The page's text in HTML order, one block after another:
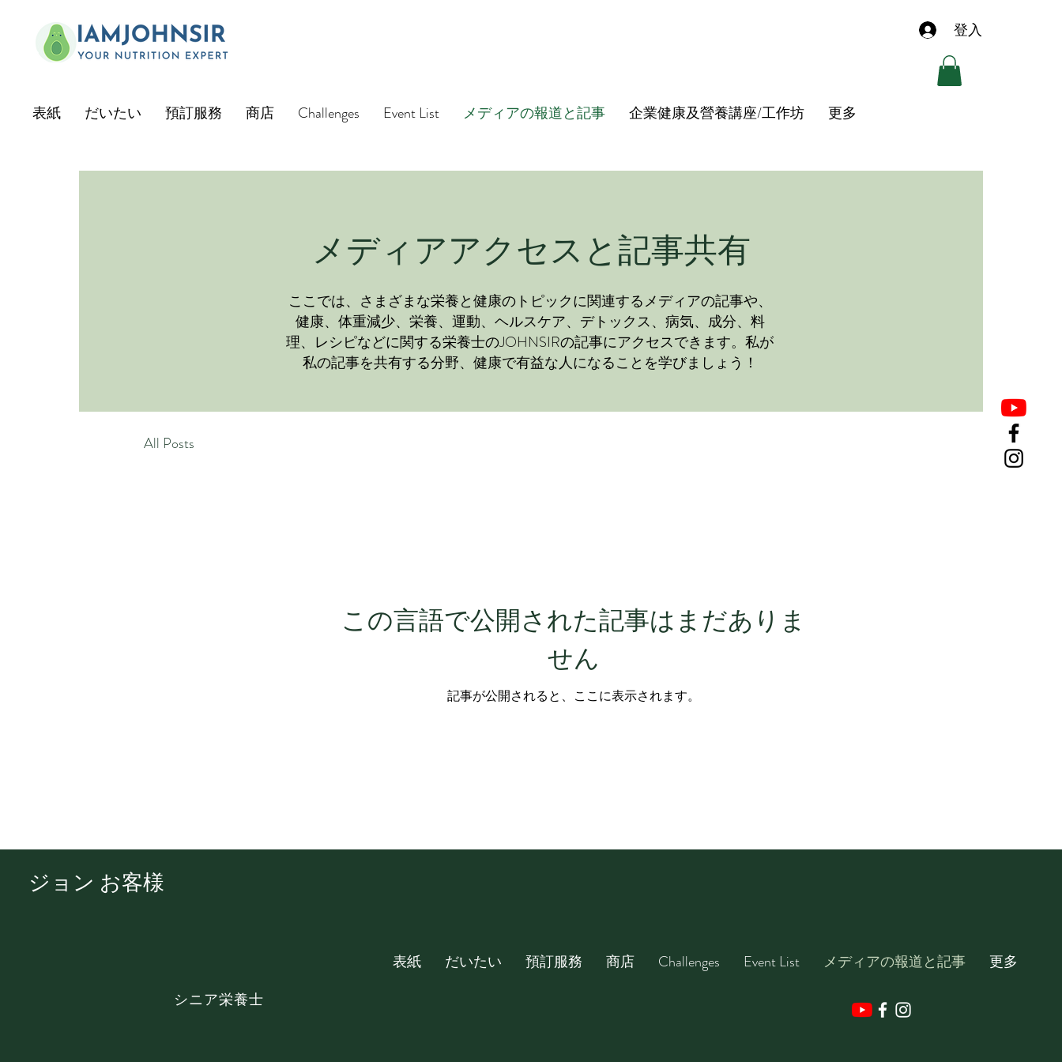
登入
表紙 だいたい 預訂服務 商店 Challenges Event List メディアの報道と記事 企業健康及營養講座/工作坊 更多
メディアアクセスと記事共有
ここでは、さまざまな栄養と健康のトピックに関連するメディアの記事や、
健康、体重減少、栄養、運動、ヘルスケア、デトックス、病気、成分、料
理、レシピなどに関する栄養士のJOHNSIRの記事にアクセスできます。私が
私の記事を共有する分野、健康で有益な人になることを学びましょう！
All Posts
この言語で公開された記事はまだありま
せん
記事が公開されると、ここに表示されます。
ジョン お客様
​シニア栄養士
表紙 だいたい 預訂服務 商店 Challenges Event List メディアの報道と記事 更多